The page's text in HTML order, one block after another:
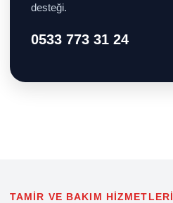
desteği.
0533 773 31 24
TAMIR VE BAKIM HIZMETLERI